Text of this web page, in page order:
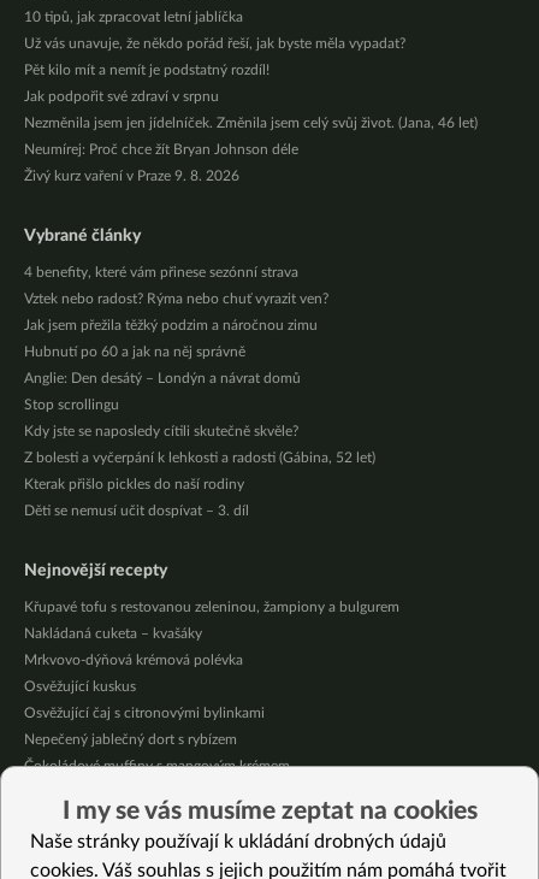
10 tipů, jak zpracovat letní jablíčka
Už vás unavuje, že někdo pořád řeší, jak byste měla vypadat?
Pět kilo mít a nemít je podstatný rozdíl!
Jak podpořit své zdraví v srpnu
Nezměnila jsem jen jídelníček. Změnila jsem celý svůj život. (Jana, 46 let)
Neumírej: Proč chce žít Bryan Johnson déle
Živý kurz vaření v Praze 9. 8. 2026
Vybrané články
4 benefity, které vám přinese sezónní strava
Vztek nebo radost? Rýma nebo chuť vyrazit ven?
Jak jsem přežila těžký podzim a náročnou zimu
Hubnutí po 60 a jak na něj správně
Anglie: Den desátý – Londýn a návrat domů
Stop scrollingu
Kdy jste se naposledy cítili skutečně skvěle?
Z bolesti a vyčerpání k lehkosti a radosti (Gábina, 52 let)
Kterak přišlo pickles do naší rodiny
Děti se nemusí učit dospívat – 3. díl
Nejnovější recepty
Křupavé tofu s restovanou zeleninou, žampiony a bulgurem
Nakládaná cuketa – kvašáky
Mrkvovo-dýňová krémová polévka
Osvěžující kuskus
Osvěžující čaj s citronovými bylinkami
Nepečený jablečný dort s rybízem
Čokoládové muffiny s mangovým krémem
Krémová zeleninová polévka s koprem a vločkami
Celozrnná rýže basmati se zeleninou
I my se vás musíme zeptat na cookies
Naše stránky používají k ukládání drobných údajů
cookies. Váš souhlas s jejich použitím nám pomáhá tvořit